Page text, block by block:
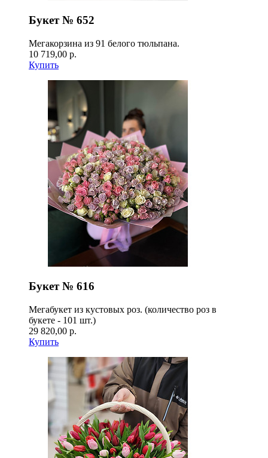
Букет № 652
Мегакорзина из 91 белого тюльпана.
10 719,00 р.
Купить
Букет № 616
Мегабукет из кустовых роз. (количество роз в
букете - 101 шт.)
29 820,00 р.
Купить